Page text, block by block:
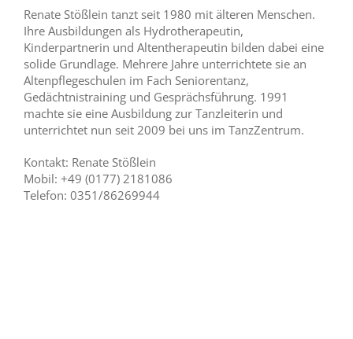
Renate Stößlein tanzt seit 1980 mit älteren Menschen.
Ihre Ausbildungen als Hydrotherapeutin,
Kinderpartnerin und Altentherapeutin bilden dabei eine
solide Grundlage. Mehrere Jahre unterrichtete sie an
Altenpflegeschulen im Fach Seniorentanz,
Gedächtnistraining und Gesprächsführung. 1991
machte sie eine Ausbildung zur Tanzleiterin und
unterrichtet nun seit 2009 bei uns im TanzZentrum.
Kontakt: Renate Stößlein
Mobil: +49 (0177) 2181086
Telefon: 0351/86269944